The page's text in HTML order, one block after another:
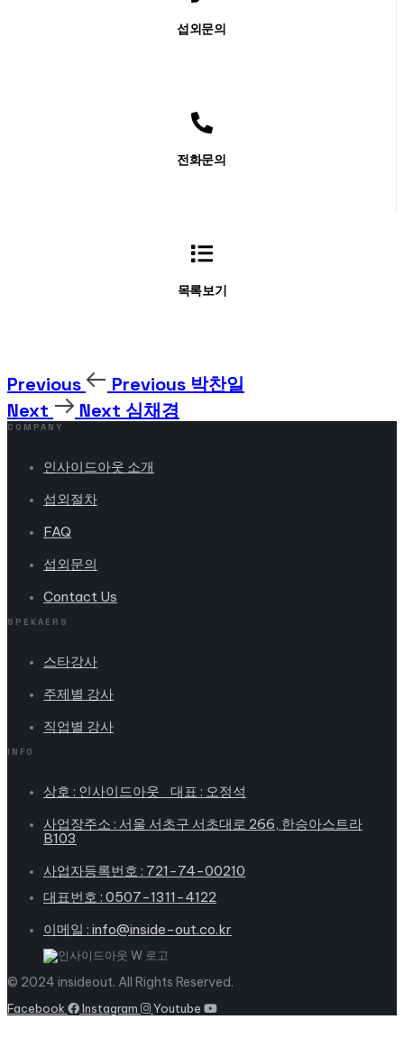
섭외문의
전화문의
목록보기
Previous Previous 박찬일
Next
Next 심채경
COMPANY
인사이드아웃 소개
섭외절차
FAQ
섭외문의
Contact Us
SPEKAERS
스타강사
주제별 강사
직업별 강사
INFO
상호 : 인사이드아웃 대표 : 오정석
사업장주소 : 서울 서초구 서초대로 266, 한승아스트라
B103
사업자등록번호 : 721-74-00210
대표번호 : 0507-1311-4122
이메일 : info@inside-out.co.kr
© 2024 insideout. All Rights Reserved.
Facebook Instagram Youtube